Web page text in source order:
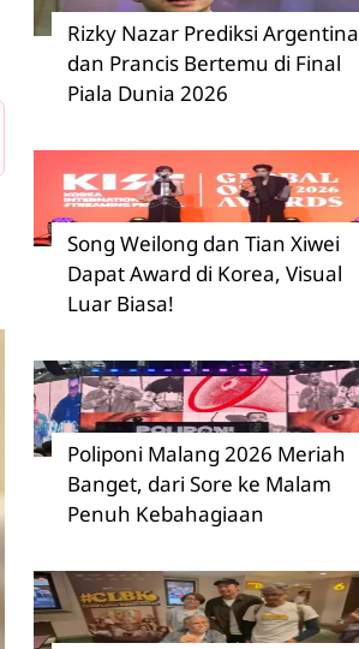
Rizky Nazar Prediksi Argentina
dan Prancis Bertemu di Final
Piala Dunia 2026
Song Weilong dan Tian Xiwei
Dapat Award di Korea, Visual
Luar Biasa!
Poliponi Malang 2026 Meriah
Banget, dari Sore ke Malam
Penuh Kebahagiaan